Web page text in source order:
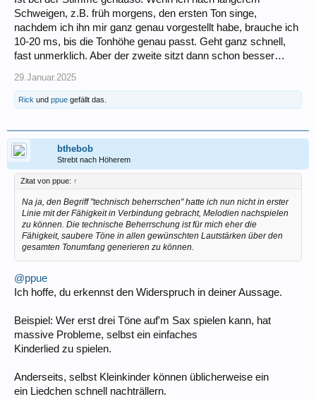
Schweigen, z.B. früh morgens, den ersten Ton singe,
nachdem ich ihn mir ganz genau vorgestellt habe, brauche ich
10-20 ms, bis die Tonhöhe genau passt. Geht ganz schnell,
fast unmerklich. Aber der zweite sitzt dann schon besser…
29.Januar.2025
Rick und ppue gefällt das.
bthebob
Strebt nach Höherem
Zitat von ppue: ↑
Na ja, den Begriff "technisch beherrschen" hatte ich nun nicht in erster
Linie mit der Fähigkeit in Verbindung gebracht, Melodien nachspielen
zu können. Die technische Beherrschung ist für mich eher die
Fähigkeit, saubere Töne in allen gewünschten Lautstärken über den
gesamten Tonumfang generieren zu können.
@ppue
Ich hoffe, du erkennst den Widerspruch in deiner Aussage.
Beispiel: Wer erst drei Töne auf'm Sax spielen kann, hat
massive Probleme, selbst ein einfaches
Kinderlied zu spielen.
Anderseits, selbst Kleinkinder können üblicherweise ein
ein Liedchen schnell nachträllern.